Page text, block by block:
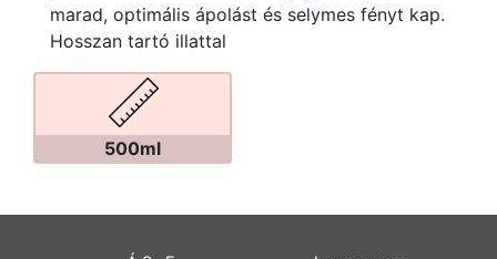
marad, optimális ápolást és selymes fényt kap.
Hosszan tartó illattal
500ml